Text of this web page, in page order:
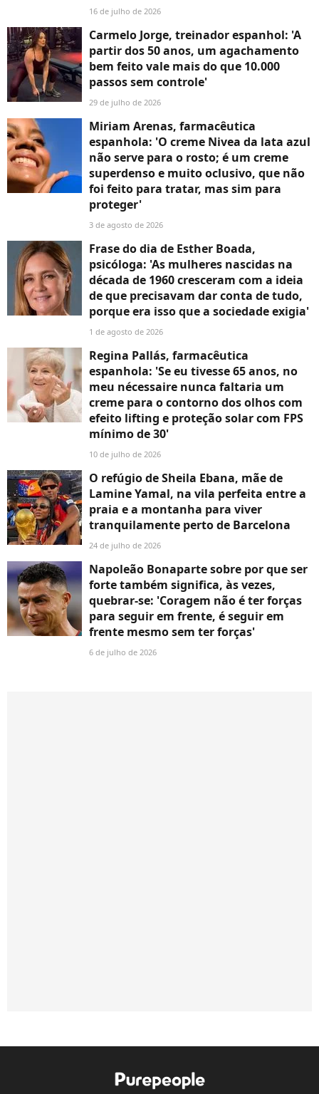
16 de julho de 2026
Carmelo Jorge, treinador espanhol: 'A
partir dos 50 anos, um agachamento
bem feito vale mais do que 10.000
passos sem controle'
29 de julho de 2026
Miriam Arenas, farmacêutica
espanhola: 'O creme Nivea da lata azul
não serve para o rosto; é um creme
superdenso e muito oclusivo, que não
foi feito para tratar, mas sim para
proteger'
3 de agosto de 2026
Frase do dia de Esther Boada,
psicóloga: 'As mulheres nascidas na
década de 1960 cresceram com a ideia
de que precisavam dar conta de tudo,
porque era isso que a sociedade exigia'
1 de agosto de 2026
Regina Pallás, farmacêutica
espanhola: 'Se eu tivesse 65 anos, no
meu nécessaire nunca faltaria um
creme para o contorno dos olhos com
efeito lifting e proteção solar com FPS
mínimo de 30'
10 de julho de 2026
O refúgio de Sheila Ebana, mãe de
Lamine Yamal, na vila perfeita entre a
praia e a montanha para viver
tranquilamente perto de Barcelona
24 de julho de 2026
Napoleão Bonaparte sobre por que ser
forte também significa, às vezes,
quebrar-se: 'Coragem não é ter forças
para seguir em frente, é seguir em
frente mesmo sem ter forças'
6 de julho de 2026